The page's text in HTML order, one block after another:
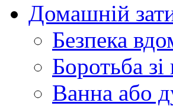
Домашній
Безпека
Боротьба
Ванна або